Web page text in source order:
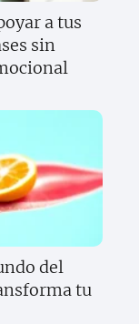
a tus
sin
del
tu